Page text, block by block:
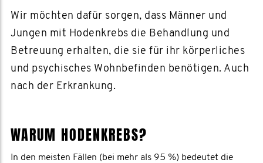
Wir möchten dafür sorgen, dass Männer und
Jungen mit Hodenkrebs die Behandlung und
Betreuung erhalten, die sie für ihr körperliches
und psychisches Wohnbefinden benötigen. Auch
nach der Erkrankung.
WARUM HODENKREBS?
In den meisten Fällen (bei mehr als 95 %) bedeutet die